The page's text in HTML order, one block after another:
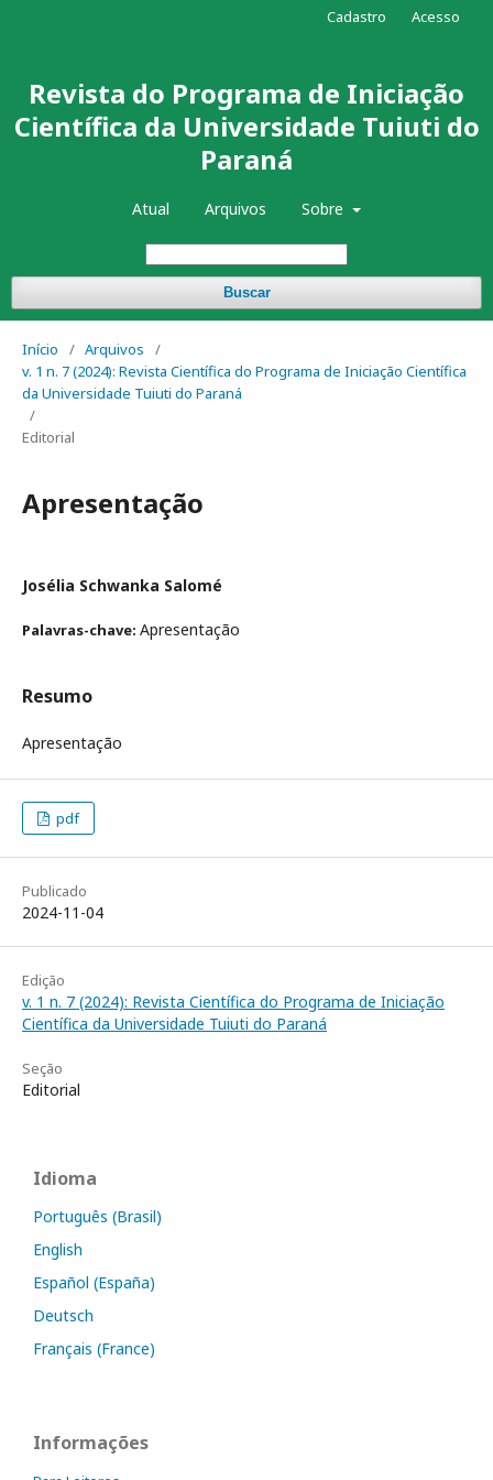
Revista do Programa de Iniciação
Científica da Universidade Tuiuti do
Paraná
Atual Arquivos Sobre
Buscar
Cadastro Acesso
Início / Arquivos
/
v. 1 n. 7 (2024): Revista Científica do Programa de Iniciação Científica
da Universidade Tuiuti do Paraná
/
Editorial
Apresentação
Josélia Schwanka Salomé
Palavras-chave: Apresentação
Resumo
Apresentação
pdf
Publicado
2024-11-04
Edição
v. 1 n. 7 (2024): Revista Científica do Programa de Iniciação
Científica da Universidade Tuiuti do Paraná
Seção
Editorial
Idioma
Português (Brasil)
English
Español (España)
Deutsch
Français (France)
Informações